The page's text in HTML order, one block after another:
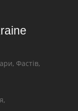
Фастів,